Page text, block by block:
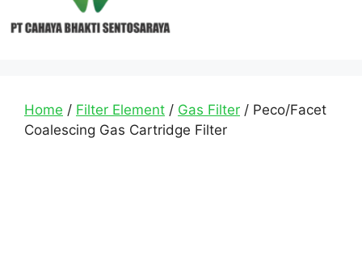
Home / Filter Element / Gas Filter / Peco/Facet
Coalescing Gas Cartridge Filter